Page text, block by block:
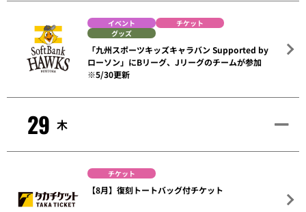
イベント
チケット
グッズ
「九州スポーツキッズキャラバン Supported by
ローソン」にBリーグ、Jリーグのチームが参加
※5/30更新
29 木
チケット
【8月】復刻トートバッグ付チケット